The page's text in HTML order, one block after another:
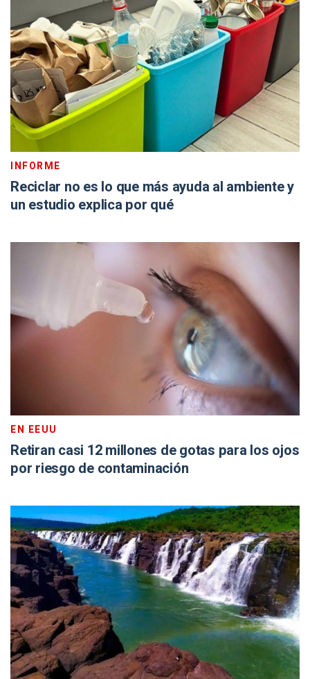
INFORME
Reciclar no es lo que más ayuda al ambiente y
un estudio explica por qué
EN EEUU
Retiran casi 12 millones de gotas para los ojos
por riesgo de contaminación